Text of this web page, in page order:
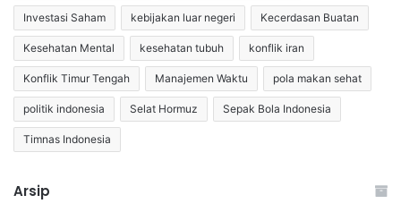
Investasi Saham kebijakan luar negeri Kecerdasan Buatan
Kesehatan Mental kesehatan tubuh konflik iran
Konflik Timur Tengah Manajemen Waktu pola makan sehat
politik indonesia Selat Hormuz Sepak Bola Indonesia
Timnas Indonesia
Arsip